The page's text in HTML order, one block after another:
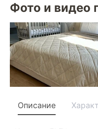
Фото и видео
Описание